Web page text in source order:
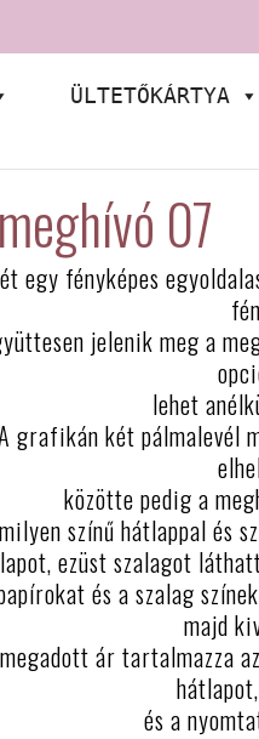
ÜLTETŐKÁRTYA
07
egy fényképes
jelenik meg a
lehet
grafikán két pálmalevél
közötte pedig a
színű hátlappal és
ezüst szalagot
és a szalag
majd
ár tartalmazza
és a